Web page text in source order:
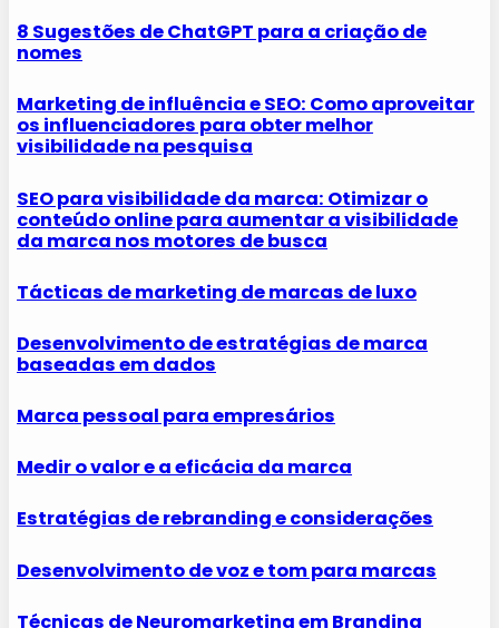
8 Sugestões de ChatGPT para a criação de
nomes
Marketing de influência e SEO: Como aproveitar
os influenciadores para obter melhor
visibilidade na pesquisa
SEO para visibilidade da marca: Otimizar o
conteúdo online para aumentar a visibilidade
da marca nos motores de busca
Tácticas de marketing de marcas de luxo
Desenvolvimento de estratégias de marca
baseadas em dados
Marca pessoal para empresários
Medir o valor e a eficácia da marca
Estratégias de rebranding e considerações
Desenvolvimento de voz e tom para marcas
Técnicas de Neuromarketing em Branding